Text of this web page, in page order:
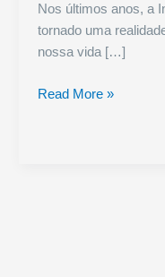
Nos últimos anos, a
tornado uma
nossa vida […]
ESP32
Read More »